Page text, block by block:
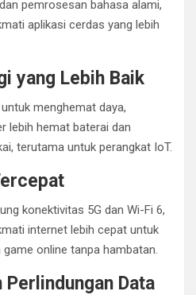
pemrosesan bahasa alami,
aplikasi cerdas yang lebih
yang Lebih Baik
menghemat daya,
lebih hemat baterai dan
terutama untuk perangkat IoT.
konektivitas 5G dan Wi-Fi 6,
internet lebih cepat untuk
online tanpa hambatan.
Perlindungan Data